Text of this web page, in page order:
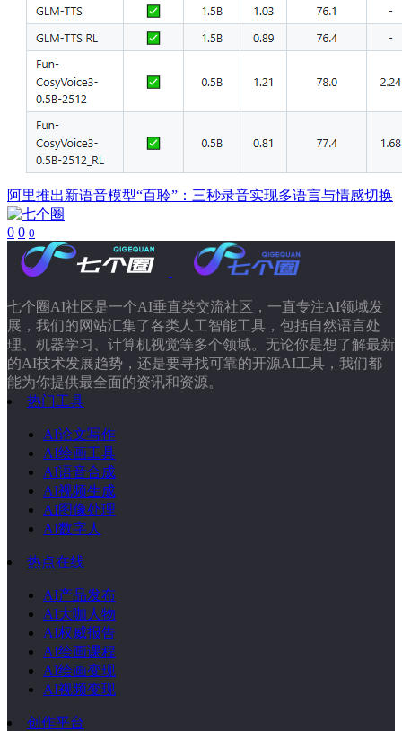
​阿里推出新语音模型“百聆”：三秒录音实现多语言与情感切换
0 0 0
七个圈AI社区是一个AI垂直类交流社区，一直专注AI领域发
展，我们的网站汇集了各类人工智能工具，包括自然语言处
理、机器学习、计算机视觉等多个领域。无论你是想了解最新
的AI技术发展趋势，还是要寻找可靠的开源AI工具，我们都
能为你提供最全面的资讯和资源。
热门工具
AI论文写作
AI绘画工具
AI语音合成
AI视频生成
AI图像处理
AI数字人
热点在线
AI产品发布
AI大咖人物
AI权威报告
AI绘画课程
AI绘画变现
AI视频变现
创作平台